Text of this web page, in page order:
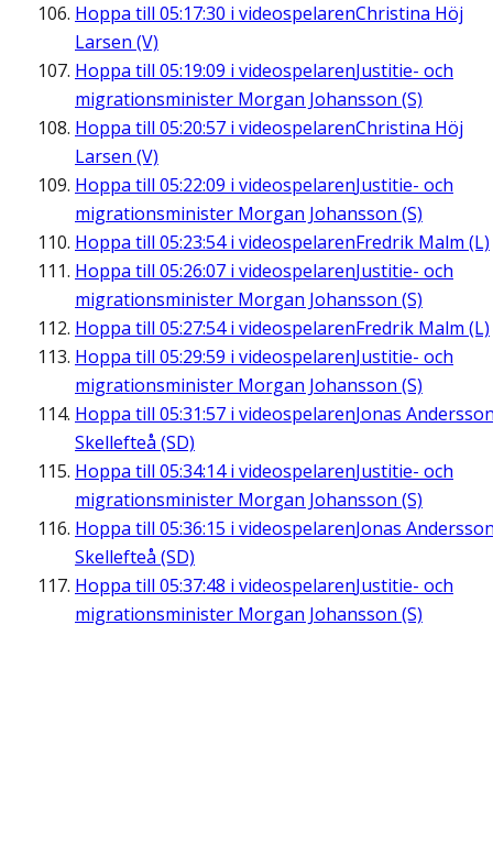
Hoppa till 05:17:30 i videospelarenChristina Höj
Larsen (V)
Hoppa till 05:19:09 i videospelarenJustitie- och
migrationsminister Morgan Johansson (S)
Hoppa till 05:20:57 i videospelarenChristina Höj
Larsen (V)
Hoppa till 05:22:09 i videospelarenJustitie- och
migrationsminister Morgan Johansson (S)
Hoppa till 05:23:54i videospelarenFredrik Malm (L)
Hoppa till 05:26:07 i videospelarenJustitie- och
migrationsminister Morgan Johansson (S)
Hoppa till 05:27:54i videospelarenFredrik Malm (L)
Hoppa till 05:29:59 i videospelarenJustitie- och
migrationsminister Morgan Johansson (S)
Hoppa till 05:31:57 i videospelarenJonas
Skellefteå (SD)
Hoppa till 05:34:14i videospelarenJustitie- och
migrationsminister Morgan Johansson (S)
Hoppa till 05:36:15 i videospelarenJonas
Skellefteå (SD)
Hoppa till 05:37:48 i videospelarenJustitie- och
migrationsminister Morgan Johansson (S)